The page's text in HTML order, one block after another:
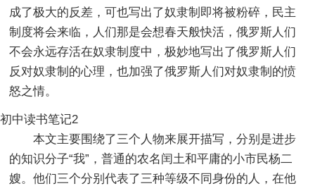
成了极大的反差，可也写出了奴隶制即将被粉碎，民主
制度将会来临，人们那是会想春天般快活，俄罗斯人们
不会永远存活在奴隶制度中，极妙地写出了俄罗斯人们
反对奴隶制的心理，也加强了俄罗斯人们对奴隶制的愤
怒之情。
初中读书笔记2
本文主要围绕了三个人物来展开描写，分别是进步
的知识分子“我”，普通的农名闰土和平庸的小市民杨二
嫂。他们三个分别代表了三种等级不同身份的人，在他